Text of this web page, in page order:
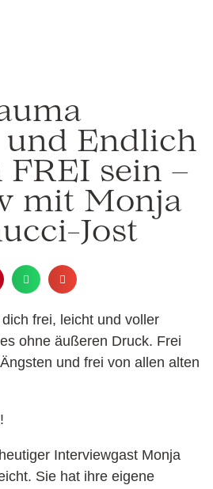
und Endlich
sein –
mit Monja
Jost
frei, leicht und voller
ohne äußeren Druck. Frei
und frei von allen alten
Interviewgast Monja
Sie hat ihre eigene